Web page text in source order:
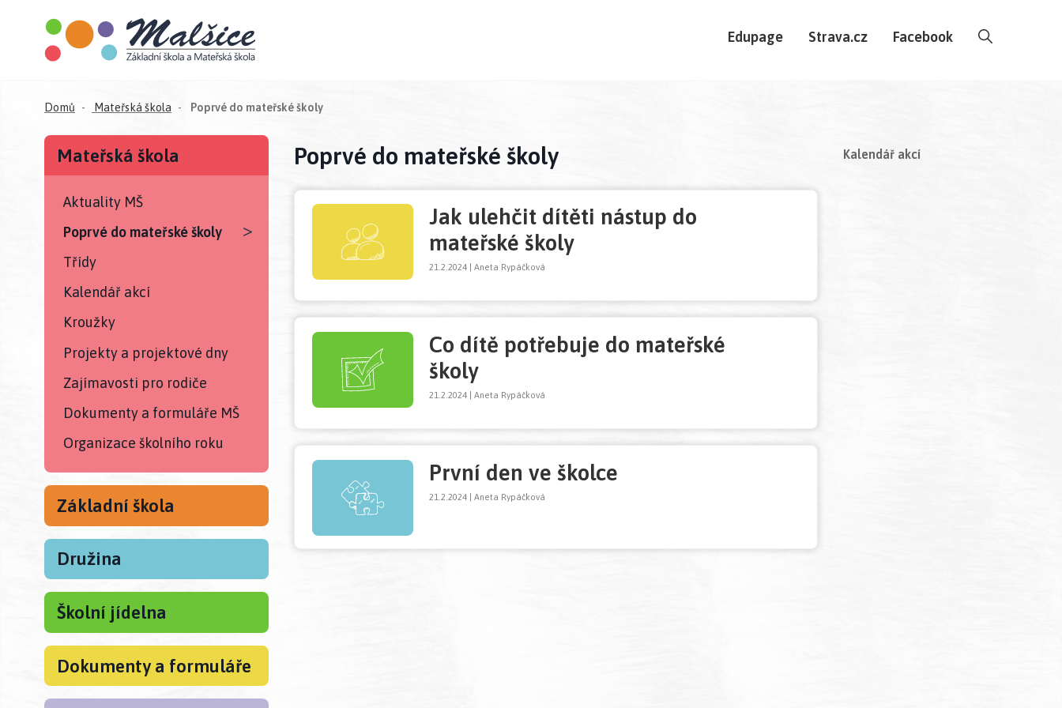
Edupage Strava.cz Facebook
Domů Mateřská škola Poprvé do mateřské školy(aktuální)
Mateřská škola
Aktuality MŠ
Poprvé do mateřské školy
>
Třídy
Kalendář akcí
Kroužky
Projekty a projektové dny
Zajímavosti pro rodiče
Dokumenty a formuláře MŠ
Organizace školního roku
Základní škola
Družina
Školní jídelna
Dokumenty a formuláře
Poprvé do mateřské školy
Jak ulehčit dítěti nástup do
mateřské školy
21.2.2024 | Aneta Rypáčková
Co dítě potřebuje do mateřské
školy
21.2.2024 | Aneta Rypáčková
První den ve školce
21.2.2024 | Aneta Rypáčková
Kalendář akcí